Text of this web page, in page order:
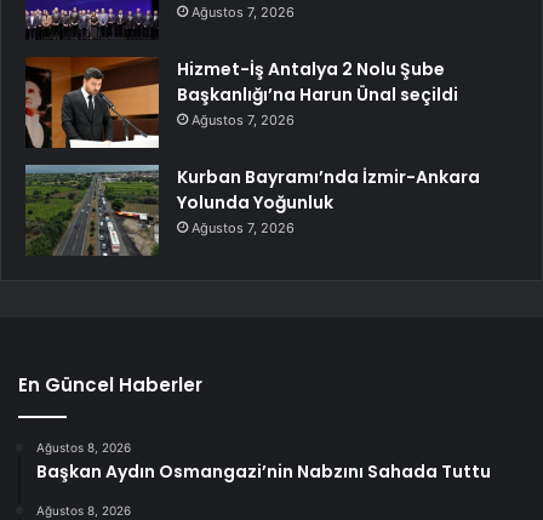
Ağustos 7, 2026
Hizmet-İş Antalya 2 Nolu Şube
Başkanlığı’na Harun Ünal seçildi
Ağustos 7, 2026
Kurban Bayramı’nda İzmir-Ankara
Yolunda Yoğunluk
Ağustos 7, 2026
En Güncel Haberler
Ağustos 8, 2026
Başkan Aydın Osmangazi’nin Nabzını Sahada Tuttu
Ağustos 8, 2026